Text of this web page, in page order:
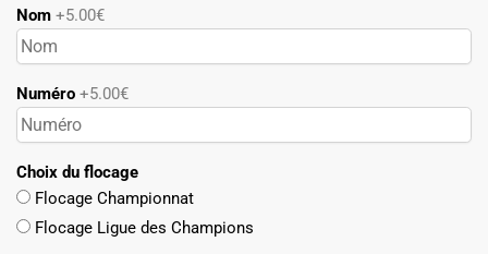
Nom +5.00€
Numéro +5.00€
Choix du flocage
Flocage Championnat
Flocage Ligue des Champions